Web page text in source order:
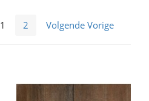
1 2 Volgende Vorige